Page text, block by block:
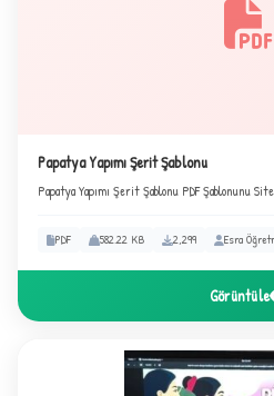
Papatya Yapımı Şerit Şablonu
Papatya Yapımı Şerit Şablonu PDF Şablonunu
PDF 582.22 KB 2,299 Esra
Görüntüle
★